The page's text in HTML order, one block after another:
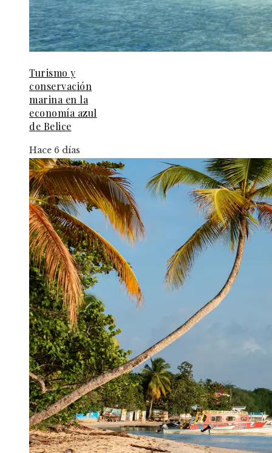
Turismo y
conservación
marina en la
economía azul
de Belice
Hace 6 días